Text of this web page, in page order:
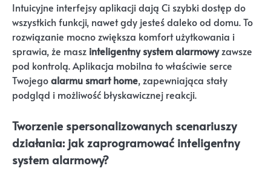
Intuicyjne interfejsy aplikacji dają Ci szybki dostęp do
wszystkich funkcji, nawet gdy jesteś daleko od domu. To
rozwiązanie mocno zwiększa komfort użytkowania i
sprawia, że masz inteligentny system alarmowyzawsze
pod kontrolą. Aplikacja mobilna to właściwie serce
Twojegoalarmu smart home, zapewniająca stały
podgląd i możliwość błyskawicznej reakcji.
Tworzenie spersonalizowanych scenariuszy
działania: jak zaprogramować inteligentny
system alarmowy?